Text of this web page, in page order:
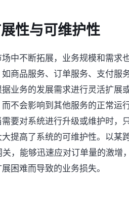
性与可维护性
中不断拓展，业务规模和需
商品服务、订单服务、支付
业务的发展需求进行灵活扩
不会影响到其他服务的正常运
要对系统进行升级或维护时，
提高了系统的可维护性。以某
，能够迅速应对订单量的激
困难而导致的业务损失。